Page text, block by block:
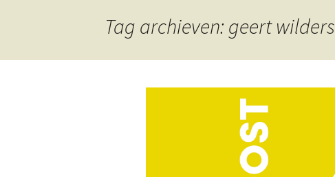
Tag archieven: geert wilders